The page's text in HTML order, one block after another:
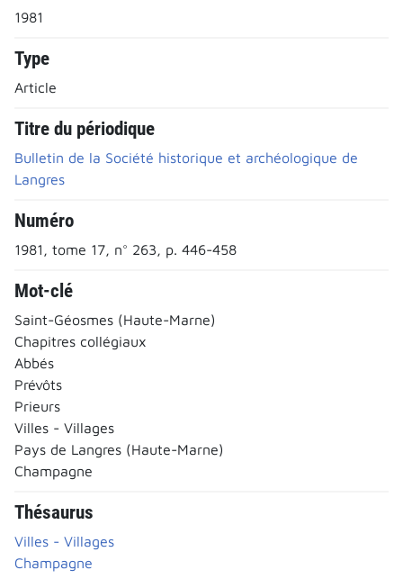
1981
Type
Article
Titre du périodique
Bulletin de la Société historique et archéologique de
Langres
Numéro
1981, tome 17, n° 263, p. 446-458
Mot-clé
Saint-Géosmes (Haute-Marne)
Chapitres collégiaux
Abbés
Prévôts
Prieurs
Villes - Villages
Pays de Langres (Haute-Marne)
Champagne
Thésaurus
Villes - Villages
Champagne